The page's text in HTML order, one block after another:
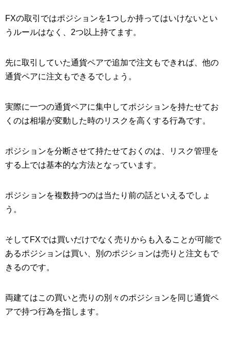
FXの取引ではポジションを1つしか持ってはいけないとい
うルールはなく、2つ以上持てます。
先に取引していた通貨ペアで追加で注文もできれば、他の
通貨ペアに注文もできるでしょう。
実際に一つの通貨ペアに集中してポジションを持たせてお
くのは相場が変動した時のリスクを高くする行為です。
ポジションを分断させて持たせておくのは、リスク管理を
する上では基本的な方法となっています。
ポジションを複数持つのは当たり前の話といえるでしょ
う。
そしてFXでは買いだけでなく売りからも入ることが可能で
あるポジションは買い、別のポジションは売りと注文もで
きるのです。
両建てはこの買いと売りの別々のポジションを同じ通貨ペ
アで持つ行為を指します。